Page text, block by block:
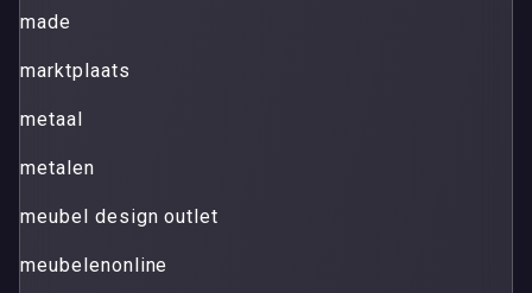
made
marktplaats
metaal
metalen
meubel design outlet
meubelenonline